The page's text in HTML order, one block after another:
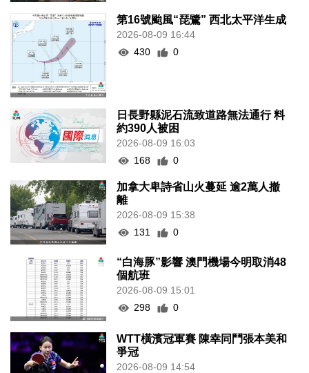
第16號颱風“琵鷺” 西北太平洋生成
2026-08-09 16:44
430
0
日長野縣泥石流致道路無法通行 料
約390人被困
2026-08-09 16:03
168
0
加拿大卑詩省山火蔓延 逾2萬人撤
離
2026-08-09 15:38
131
0
“白海豚”影響 澳門機場今明取消48
個航班
2026-08-09 15:01
298
0
WTT橫濱冠軍賽 陳幸同鬥張本美和
爭冠
2026-08-09 14:54